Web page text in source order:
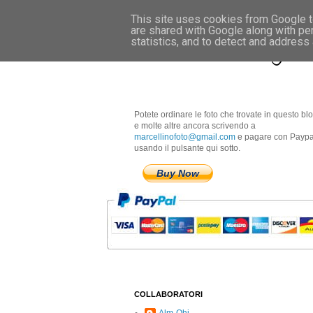
Marcellino
Potete ordinare le foto che trovate in questo
e molte altre ancora scrivendo a
marcellinofoto@gmail.com e pagare con
usando il pulsante qui sotto.
Buy Now
COLLABORATORI
This site uses cookies from Google
are shared with Google along with
statistics, and to detect and address